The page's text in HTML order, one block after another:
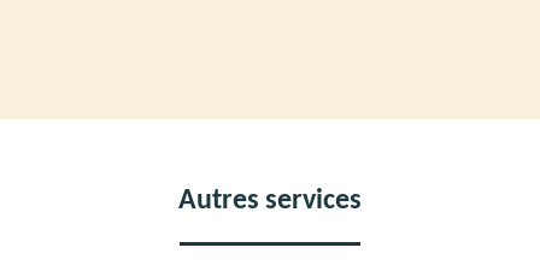
Autres services